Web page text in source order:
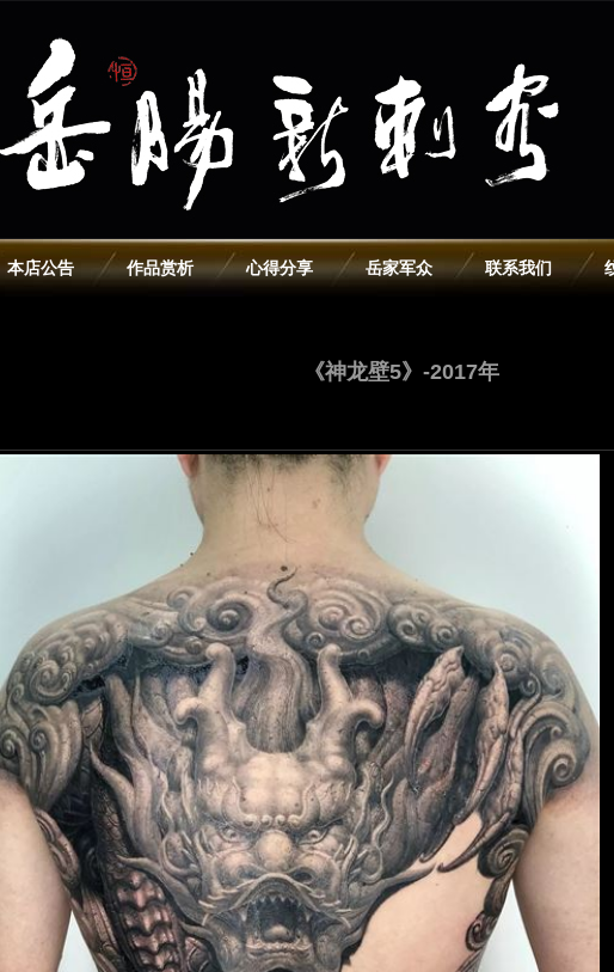
本店公告 作品赏析 心得分享 岳家军众 联系我们
《神龙壁5》-2017年